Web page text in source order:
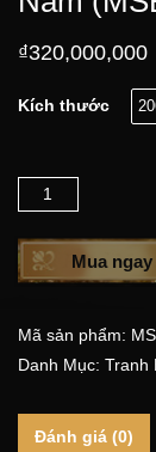
₫320,000,000
Kích thước
Số lượng
Mua ngay
Mã sản phẩm:
Danh Mục: Tranh
Đánh giá (0)